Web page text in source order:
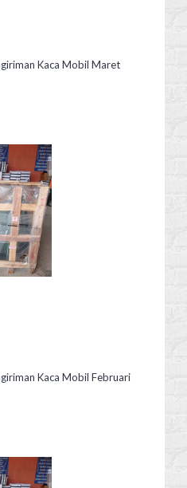
Kaca Mobil Maret
Kaca Mobil Februari